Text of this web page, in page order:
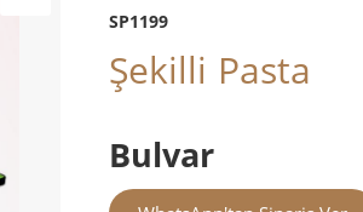
SP1199
Şekilli Pasta
Bulvar